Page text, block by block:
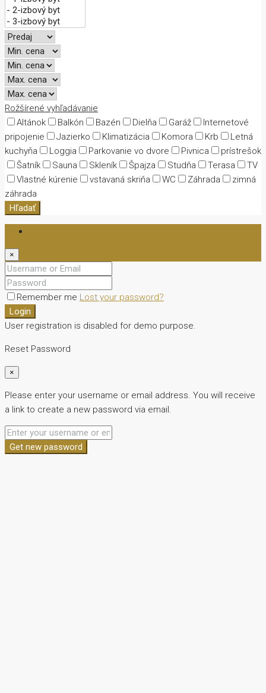
Rožšírené vyhľadávanie
Altánok
Balkón Bazén Dielňa Garáž
Internetové
pripojenie
Jazierko Klimatizácia Komora Krb
Letná
kuchyňa
Loggia Parkovanie vo dvore Pivnica
prístrešok
Šatník
Sauna Skleník Špajza Studňa Terasa
TV
Vlastné kúrenie
vstavaná skriňa WC Záhrada
zimná
záhrada
Hľadať
×
Remember me Lost your password?
Login
User registration is disabled for demo purpose.
Reset Password
×
Please enter your username or email address. You will receive
a link to create a new password via email.
Get new password